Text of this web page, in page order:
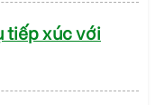
tiếp xúc với